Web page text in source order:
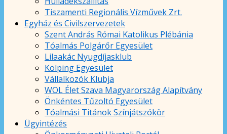
Tiszamenti Regionális Vízművek Zrt.
Egyház és Civilszervezetek
Szent András Római Katolikus Plébánia
Tóalmás Polgárőr Egyesület
Lilaakác Nyugdíjasklub
Kolping Egyesület
Vállalkozók Klubja
WOL Élet Szava Magyarország Alapítvány
Önkéntes Tűzoltó Egyesület
Tóalmási Titánok Színjátszókör
Ügyintézés